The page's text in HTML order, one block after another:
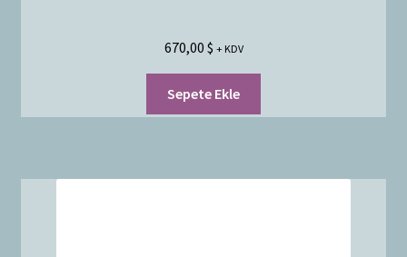
670,00 $ + KDV
Sepete Ekle